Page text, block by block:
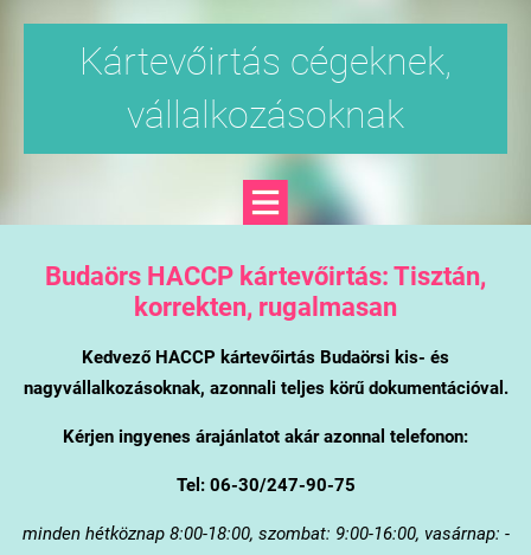
Kártevőirtás cégeknek,
vállalkozásoknak
Budaörs HACCP kártevőirtás: Tisztán,
korrekten, rugalmasan
Kedvező HACCP kártevőirtás Budaörsi kis- és
nagyvállalkozásoknak, azonnali teljes körű dokumentációval.
Kérjen ingyenes árajánlatot akár azonnal telefonon:
Tel: 06-30/247-90-75
minden hétköznap 8:00-18:00, szombat: 9:00-16:00, vasárnap: -